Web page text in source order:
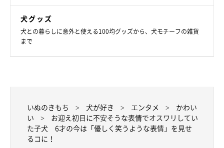
犬グッズ
犬との暮らしに意外と使える100均グッズから、犬モチーフの雑貨
まで
いぬのきもち 犬が好き エンタメ
かわい
い
お迎え初日に不安そうな表情でオスワリしてい
た子犬 6才の今は「優しく笑うような表情」を見せ
るコに！